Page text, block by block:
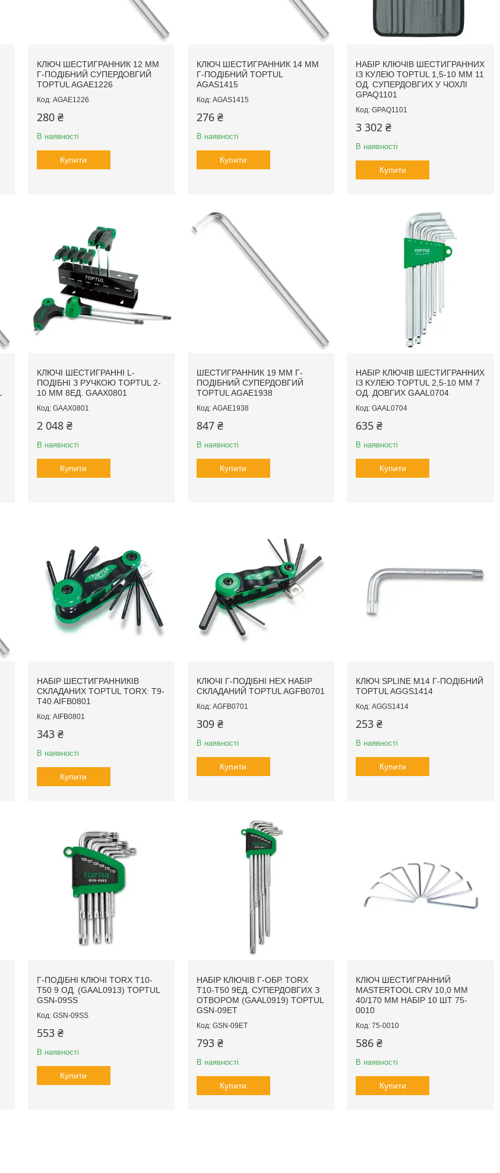
КЛЮЧ ШЕСТИГРАННИК 12 ММ
Г-ПОДІБНИЙ СУПЕРДОВГИЙ
TOPTUL AGAE1226
AGAE1226
280 ₴
В наявності
Купити
КЛЮЧ ШЕСТИГРАННИК 14 ММ
Г-ПОДІБНИЙ TOPTUL
AGAS1415
AGAS1415
276 ₴
В наявності
Купити
НАБІР КЛЮЧІВ ШЕСТИГРАННИХ
ІЗ КУЛЕЮ TOPTUL 1,5-10 ММ 11
ОД. СУПЕРДОВГИХ У ЧОХЛІ
GPAQ1101
GPAQ1101
3 302 ₴
В наявності
Купити
КЛЮЧІ ШЕСТИГРАННІ L-
ПОДІБНІ З РУЧКОЮ TOPTUL 2-
10 ММ 8ЕД. GAAX0801
GAAX0801
2 048 ₴
В наявності
Купити
ШЕСТИГРАННИК 19 ММ Г-
ПОДІБНИЙ СУПЕРДОВГИЙ
TOPTUL AGAE1938
AGAE1938
847 ₴
В наявності
Купити
НАБІР КЛЮЧІВ ШЕСТИГРАННИХ
ІЗ КУЛЕЮ TOPTUL 2,5-10 ММ 7
ОД. ДОВГИХ GAAL0704
GAAL0704
635 ₴
В наявності
Купити
НАБІР ШЕСТИГРАННИКІВ
СКЛАДАНИХ TOPTUL TORX: T9-
T40 AIFB0801
AIFB0801
343 ₴
В наявності
Купити
КЛЮЧІ Г-ПОДІБНІ HEX НАБІР
СКЛАДАНИЙ TOPTUL AGFB0701
AGFB0701
309 ₴
В наявності
Купити
КЛЮЧ SPLINE М14 Г-ПОДІБНИЙ
TOPTUL AGGS1414
AGGS1414
253 ₴
В наявності
Купити
Г-ПОДІБНІ КЛЮЧІ TORX T10-
T50 9 ОД. (GAAL0913) TOPTUL
GSN-09SS
GSN-09SS
553 ₴
В наявності
Купити
НАБІР КЛЮЧІВ Г-ОБР. TORX
T10-T50 9ЕД. СУПЕРДОВГИХ З
ОТВОРОМ (GAAL0919) TOPTUL
GSN-09ET
GSN-09ET
793 ₴
В наявності
Купити
КЛЮЧ ШЕСТИГРАННИЙ
MASTERTOOL CRV 10,0 ММ
40/170 ММ НАБІР 10 ШТ 75-
0010
75-0010
586 ₴
В наявності
Купити